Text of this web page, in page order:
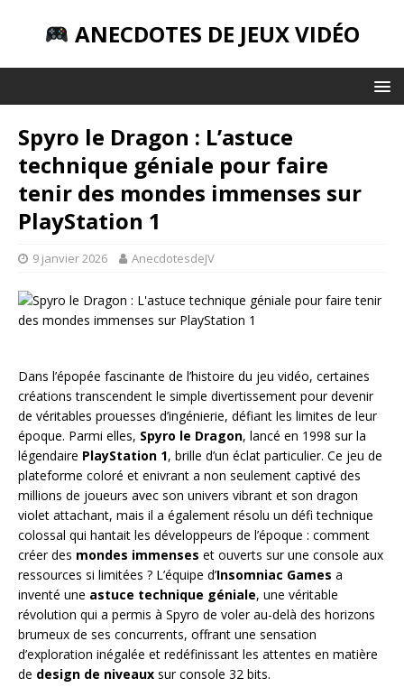
ANECDOTES DE JEUX VIDÉO
Spyro le Dragon : L’astuce
technique géniale pour faire
tenir des mondes immenses sur
PlayStation 1
9 janvier 2026 AnecdotesdeJV
Dans l’épopée fascinante de l’histoire du jeu vidéo, certaines
créations transcendent le simple divertissement pour devenir
de véritables prouesses d’ingénierie, défiant les limites de leur
époque. Parmi elles, Spyro le Dragon, lancé en 1998 sur la
légendaire PlayStation 1, brille d’un éclat particulier. Ce jeu de
plateforme coloré et enivrant a non seulement captivé des
millions de joueurs avec son univers vibrant et son dragon
violet attachant, mais il a également résolu un défi technique
colossal qui hantait les développeurs de l’époque : comment
créer des mondes immenses et ouverts sur une console aux
ressources si limitées ? L’équipe d’Insomniac Games a
inventé une astuce technique géniale, une véritable
révolution qui a permis à Spyro de voler au-delà des horizons
brumeux de ses concurrents, offrant une sensation
d’exploration inégalée et redéfinissant les attentes en matière
de design de niveaux sur console 32 bits.